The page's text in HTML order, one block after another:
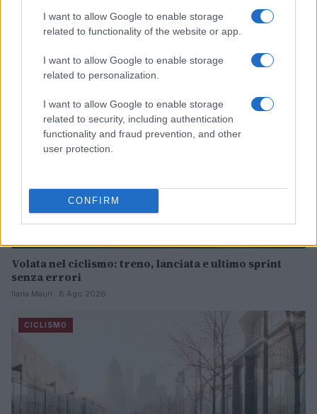
I want to allow Google to enable storage
related to functionality of the website or app.
I want to allow Google to enable storage
related to personalization.
I want to allow Google to enable storage
related to security, including authentication
functionality and fraud prevention, and other
user protection.
CONFIRM
Continua a leggere
CICLISMO
Volata nel ciclismo: treno, lanciata e ultimo sprint
senza errori
Ilaria Mauri · 8 Ago 2026
CICLISMO